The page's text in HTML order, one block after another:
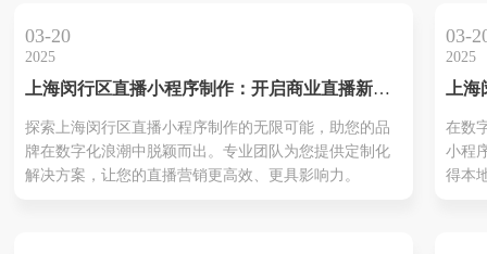
企业
型。
03-20
2025
上海闵行区直播小程序制作：开启商业直播新纪
探索上海闵行区直播小程序制作的无限可能，助您的品
牌在数字化浪潮中脱颖而出。专业团队为您提供定制化
解决方案，让您的直播营销更高效、更具影响力。
03-
2025
上海
蓝海
在数
小程
得本